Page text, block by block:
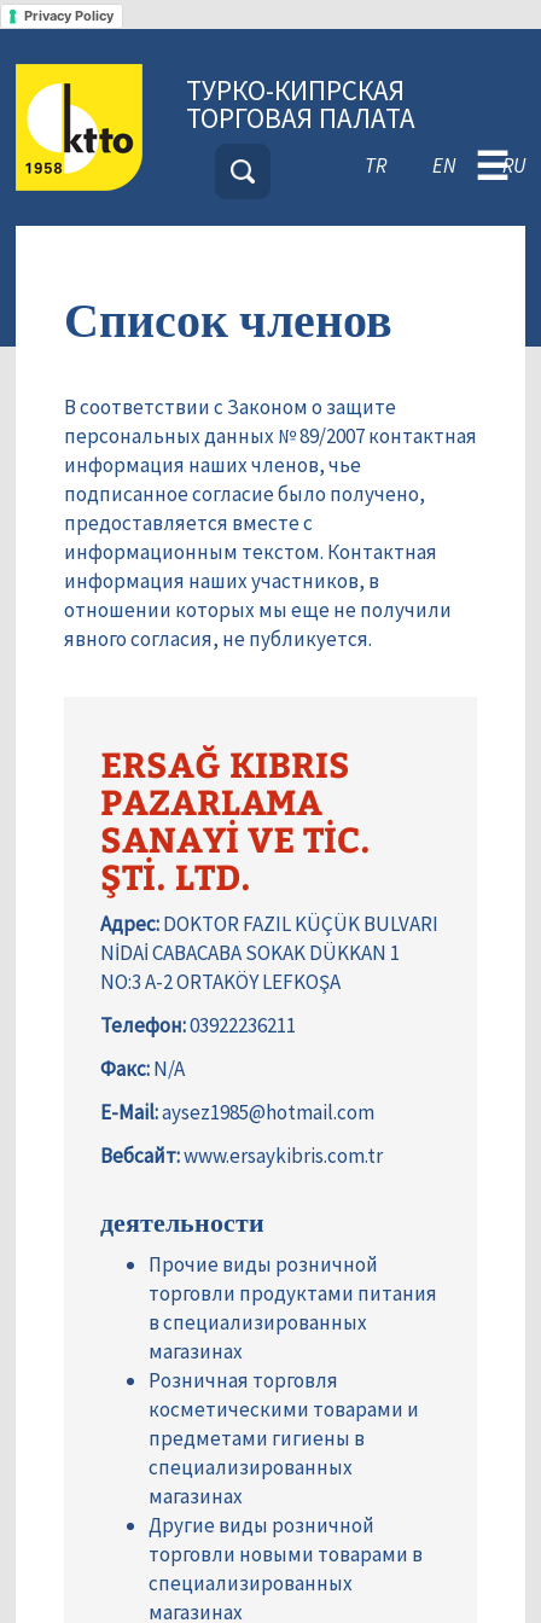
Privacy Policy
ТУРКО-КИПРСКАЯ
ТОРГОВАЯ ПАЛАТА
TR EN RU
☰
Список членов
В соответствии с Законом о защите
персональных данных № 89/2007 контактная
информация наших членов, чье
подписанное согласие было получено,
предоставляется вместе с
информационным текстом. Контактная
информация наших участников, в
отношении которых мы еще не получили
явного согласия, не публикуется.
ERSAĞ KIBRIS
PAZARLAMA
SANAYİ VE TİC.
ŞTİ. LTD.
Адрес:DOKTOR FAZIL KÜÇÜK BULVARI
NİDAİ CABACABA SOKAK DÜKKAN 1
NO:3 A-2 ORTAKÖY LEFKOŞA
Телефон:03922236211
Факс:N/A
E-Mail:aysez1985@hotmail.com
Вебсайт:www.ersaykibris.com.tr
деятельности
Прочие виды розничной
торговли продуктами питания
в специализированных
магазинах
Розничная торговля
косметическими товарами и
предметами гигиены в
специализированных
магазинах
Другие виды розничной
торговли новыми товарами в
специализированных
магазинах